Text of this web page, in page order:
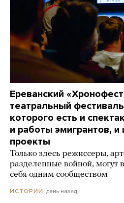
Ереванский
театральный
которого есть и
и работы эмигрантов, и
проекты
Только здесь режиссеры,
разделенные войной, могут
себя одним сообществом
ИСТОРИИ день назад